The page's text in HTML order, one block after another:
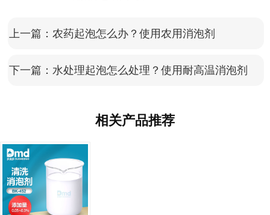
上一篇： 农药起泡怎么办？使用农用消泡剂
下一篇： 水处理起泡怎么处理？使用耐高温消泡剂
相关产品推荐